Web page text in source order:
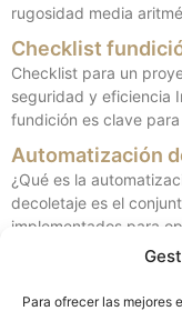
Para ofrecer las mejores
rugosidad media
Checklist
Checklist para un
seguridad y eficiencia
fundición es clave
Automatización
¿Qué es la
decoletaje es el
implementados para
Mecanizado